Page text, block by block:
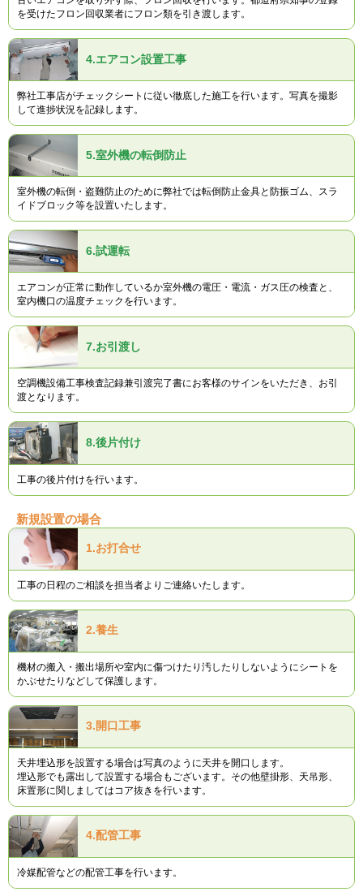
を受けたフロン回収業者にフロン類を引き渡します。
4.エアコン設置工事
弊社工事店がチェックシートに従い徹底した施工を行います。写真を撮影
して進捗状況を記録します。
5.室外機の転倒防止
室外機の転倒・盗難防止のために弊社では転倒防止金具と防振ゴム、スラ
イドブロック等を設置いたします。
6.試運転
エアコンが正常に動作しているか室外機の電圧・電流・ガス圧の検査と、
室内機口の温度チェックを行います。
7.お引渡し
空調機設備工事検査記録兼引渡完了書にお客様のサインをいただき、お引
渡となります。
8.後片付け
工事の後片付けを行います。
新規設置の場合
1.お打合せ
工事の日程のご相談を担当者よりご連絡いたします。
2.養生
機材の搬入・搬出場所や室内に傷つけたり汚したりしないようにシートを
かぶせたりなどして保護します。
3.開口工事
天井埋込形を設置する場合は写真のように天井を開口します。
埋込形でも露出して設置する場合もございます。その他壁掛形、天吊形、
床置形に関しましてはコア抜きを行います。
4.配管工事
冷媒配管などの配管工事を行います。